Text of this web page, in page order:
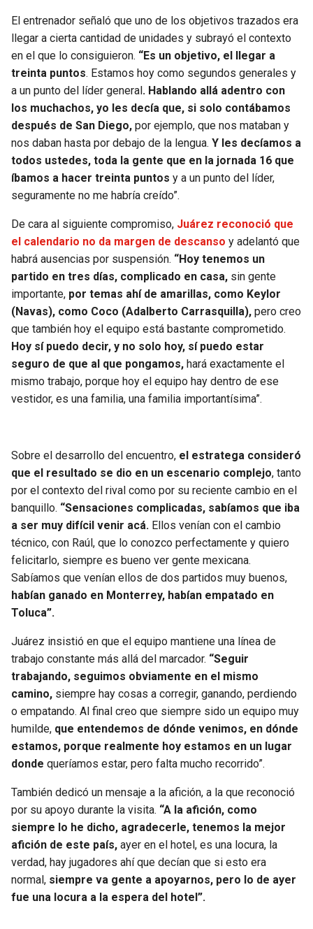
SEAHAWKS
BEARS
LIONS
PACKERS
VIKINGS
FALCONS
SAINTS
BUCCANEERS
PELICANS
SPURS
NUGGETS
TIMBERWOLVES
THUNDER
TRAIL BLAZERS
El entrenador señaló que uno de los objetivos trazados era
llegar a cierta cantidad de unidades y subrayó el contexto
en el que lo consiguieron. “Es un objetivo, el llegar a
treinta puntos. Estamos hoy como segundos generales y
a un punto del líder general . Hablando allá adentro con
los muchachos, yo les decía que, si solo contábamos
después de San Diego, por ejemplo, que nos mataban y
nos daban hasta por debajo de la lengua. Y les decíamos a
todos ustedes, toda la gente que en la jornada 16 que
íbamos a hacer treinta puntos y a un punto del líder,
seguramente no me habría creído”.
De cara al siguiente compromiso, Juárez reconoció que
el calendario no da margen de descanso y adelantó que
habrá ausencias por suspensión. “Hoy tenemos un
partido en tres días, complicado en casa, sin gente
importante, por temas ahí de amarillas, como Keylor
(Navas), como Coco (Adalberto Carrasquilla), pero creo
que también hoy el equipo está bastante comprometido.
Hoy sí puedo decir, y no solo hoy, sí puedo estar
seguro de que al que pongamos, hará exactamente el
mismo trabajo, porque hoy el equipo hay dentro de ese
vestidor, es una familia, una familia importantísima”.
Sobre el desarrollo del encuentro, el estratega consideró
que el resultado se dio en un escenario complejo, tanto
por el contexto del rival como por su reciente cambio en el
banquillo. “Sensaciones complicadas, sabíamos que iba
a ser muy difícil venir acá. Ellos venían con el cambio
técnico, con Raúl, que lo conozco perfectamente y quiero
felicitarlo, siempre es bueno ver gente mexicana.
Sabíamos que venían ellos de dos partidos muy buenos,
habían ganado en Monterrey, habían empatado en
Toluca”.
Juárez insistió en que el equipo mantiene una línea de
trabajo constante más allá del marcador. “Seguir
trabajando, seguimos obviamente en el mismo
camino, siempre hay cosas a corregir, ganando, perdiendo
o empatando. Al final creo que siempre sido un equipo muy
humilde, que entendemos de dónde venimos, en dónde
estamos, porque realmente hoy estamos en un lugar
donde queríamos estar, pero falta mucho recorrido”.
También dedicó un mensaje a la afición, a la que reconoció
por su apoyo durante la visita. “A la afición, como
siempre lo he dicho, agradecerle, tenemos la mejor
afición de este país, ayer en el hotel, es una locura, la
verdad, hay jugadores ahí que decían que si esto era
normal, siempre va gente a apoyarnos, pero lo de ayer
fue una locura a la espera del hotel”.